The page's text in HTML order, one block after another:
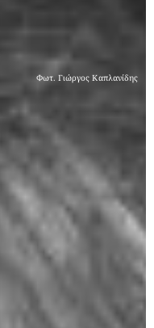
Φωτ. Γιώργος Καπλανίδης